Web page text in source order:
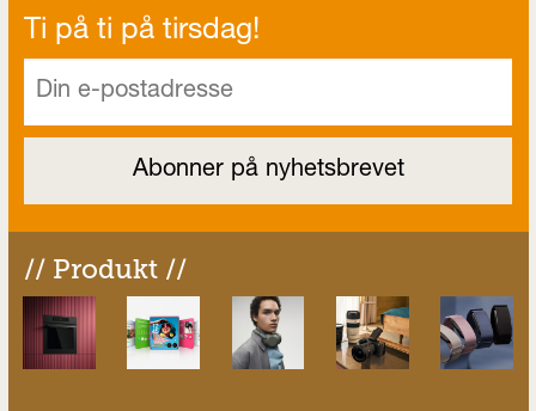
Ti på ti på tirsdag!
// Produkt //